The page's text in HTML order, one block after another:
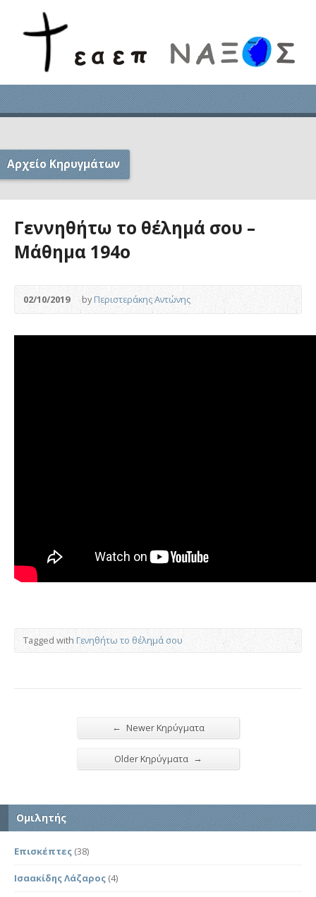
Αρχείο Κηρυγμάτων
Γεννηθήτω το θέλημά σου –
Μάθημα 194ο
02/10/2019 byΠεριστεράκης Αντώνης
Tagged withΓενηθήτω το θέλημά σου
← Newer Κηρύγματα
Older Κηρύγματα →
Ομιλητής
Επισκέπτες (38)
Ισαακίδης Λάζαρος (4)